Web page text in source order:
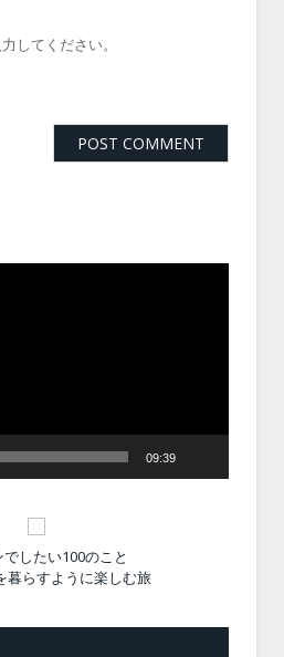
してください。
09:39
でしたい100のこと
暮らすように楽しむ旅